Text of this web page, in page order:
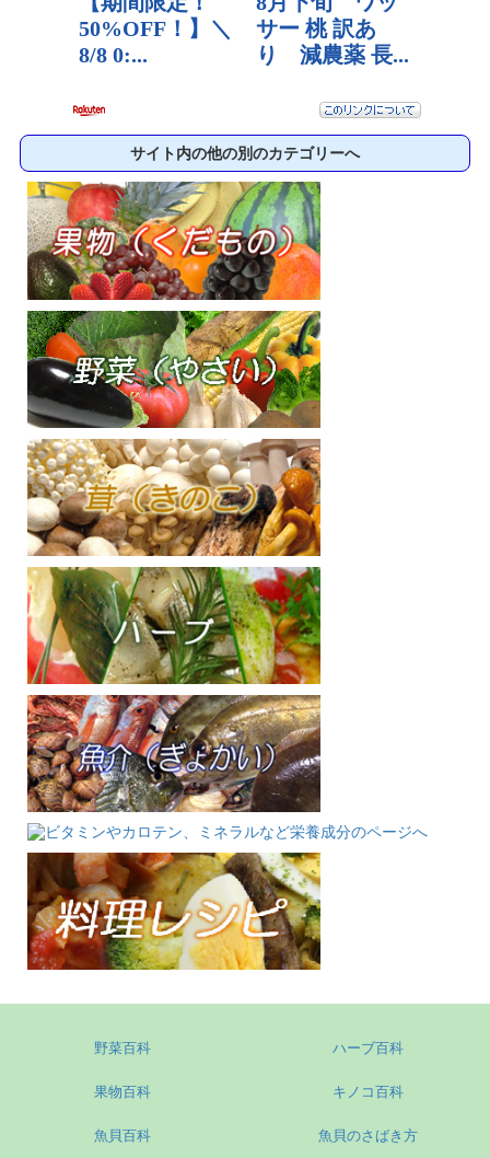
サイト内の他の別のカテゴリーへ
野菜百科
果物百科
魚貝百科
ハーブ百科
キノコ百科
魚貝のさばき方